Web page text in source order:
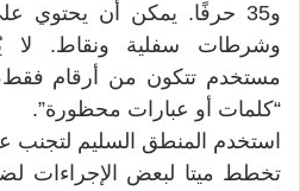
و35 حرفًا. يمكن أن
وشرطات سفلية ونقاط. لا
مستخدم تتكون من أرقام
“كلمات أو عبارات محظورة”.
استخدم المنطق السليم لتجنب
تخطط ميتا لبعض الإجراءات